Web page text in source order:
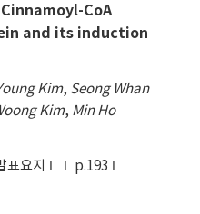
scavenging and
activities were
fraction. In
var. japonica
effect against UV-
mechanism of
involve radical
of lipid peroxidation
CoA
and its induction
Kim, Seong Whan
Kim, Min Ho
표요지
p.193